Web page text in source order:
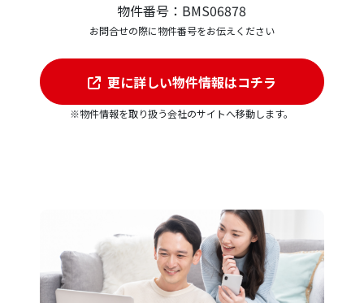
物件番号：BMS06878
お問合せの際に物件番号をお伝えください
更に詳しい物件情報はコチラ
※物件情報を取り扱う会社のサイトへ移動します。